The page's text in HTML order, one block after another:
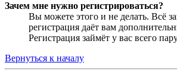
Зачем мне нужно регистрироваться?
Вы можете этого и не делать. Всё
регистрация даёт вам
Регистрация займёт у вас всего
Вернуться к началу